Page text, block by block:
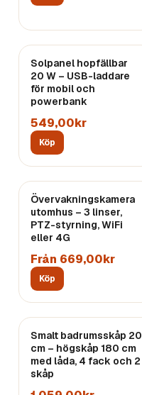
Solpanel hopfällbar
20 W – USB-laddare
för mobil och
powerbank
549,00kr
Köp
Övervakningskamera
utomhus – 3 linser,
PTZ-styrning, WiFi
eller 4G
Från 669,00kr
Köp
Smalt badrumsskåp 20
cm – högskåp 180 cm
med låda, 4 fack och 2
skåp